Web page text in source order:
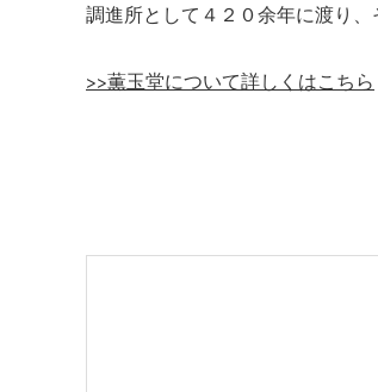
調進所として４２０余年に渡り、
>>薫玉堂について詳しくはこちら